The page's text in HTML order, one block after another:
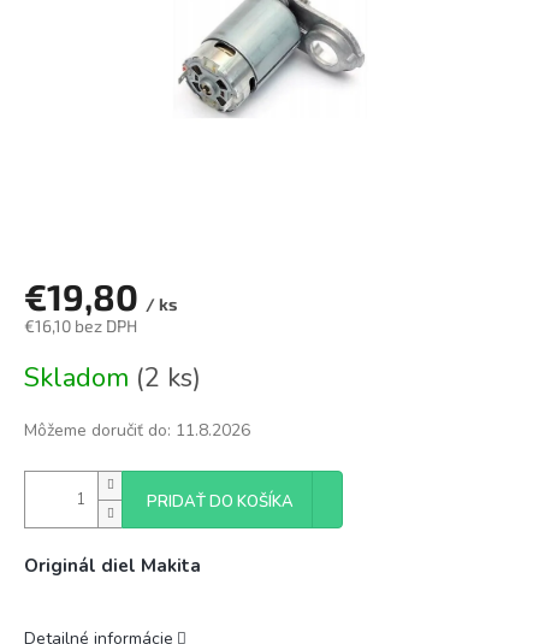
€19,80 / ks
€16,10 bez DPH
cena:
Skladom (2 ks)
Môžeme doručiť do: 11.8.2026
PRIDAŤ DO KOŠÍKA
Originál diel Makita
Detailné informácie